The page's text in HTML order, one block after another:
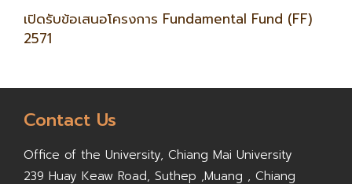
เปิดรับข้อเสนอโครงการ Fundamental Fund (FF)
2571
Contact Us
Office of the University, Chiang Mai University
239 Huay Keaw Road, Suthep ,Muang , Chiang